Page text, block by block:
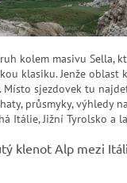
kolem masivu Sella,
klasiku. Jenže oblast
sjezdovek tu
průsmyky, výhledy
Itálie, Jižní Tyrolsko a
klenot Alp mezi